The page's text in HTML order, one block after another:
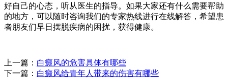
好自己的心态，听从医生的指导。如果大家还有什么需要帮助
的地方，可以随时咨询我们的专家热线进行在线解答，希望患
者朋友们早日摆脱疾病的困扰，获得健康。
上一篇： 白癜风的危害具体有哪些
下一篇： 白癜风给青年人带来的伤害有哪些